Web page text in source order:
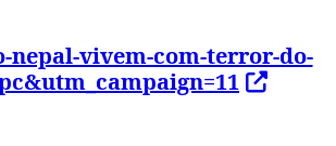
vivem-com-terror-do-